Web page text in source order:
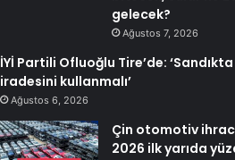
gelecek?
Ağustos 7, 2026
İYİ Partili Ofluoğlu Tire’de:
iradesini kullanmalı’
Ağustos 6, 2026
Çin otomotiv
2026 ilk yarıda